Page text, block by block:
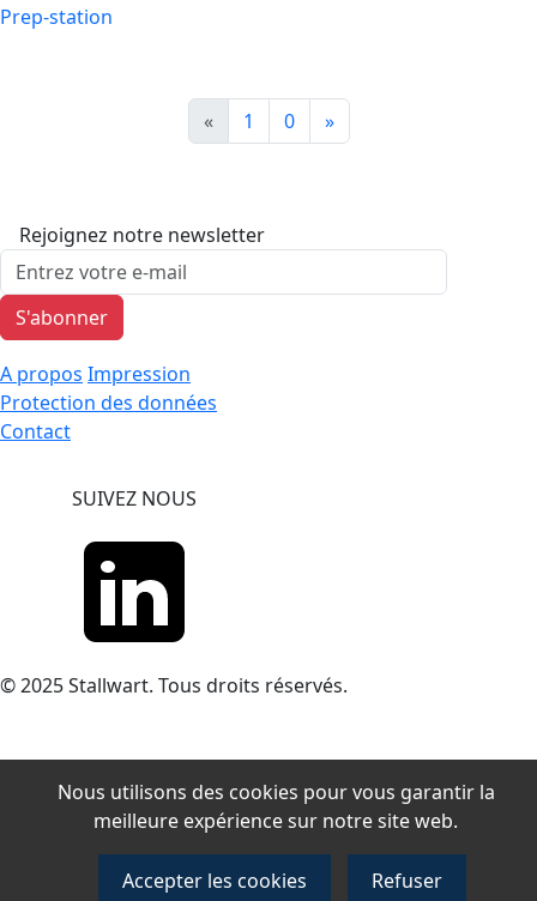
Nous utilisons des cookies pour vous garantir la
meilleure expérience sur notre site web.
Accepter les cookies Refuser
Prep-station
« 1 0 »
Rejoignez notre newsletter
S'abonner
A propos Impression
Protection des données
Contact
SUIVEZ NOUS
© 2025 Stallwart. Tous droits réservés.